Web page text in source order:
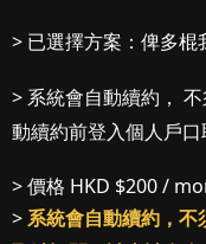
> 已選擇方案：俾多棍
> 系統會自動續約，
動續約前登入個人戶口
> 價格 HKD $200 /
>系統會自動續約，